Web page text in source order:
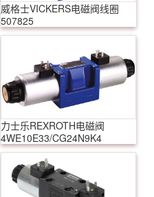
威格士VICKERS电磁阀线圈
507825
力士乐REXROTH电磁阀
4WE10E33/CG24N9K4